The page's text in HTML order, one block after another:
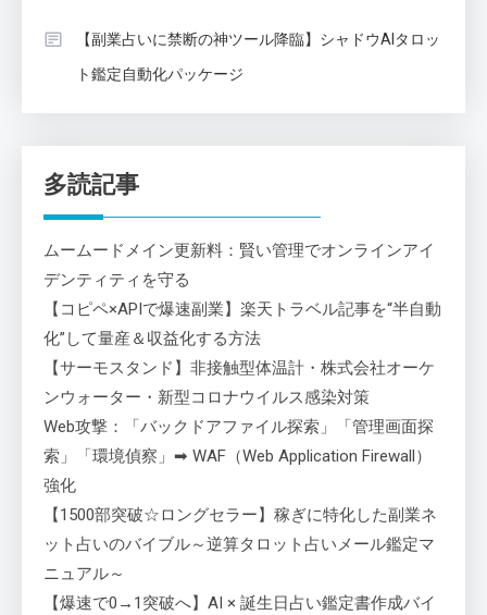
【副業占いに禁断の神ツール降臨】シャドウAIタロッ
ト鑑定自動化パッケージ
多読記事
ムームードメイン更新料：賢い管理でオンラインアイ
デンティティを守る
【コピペ×APIで爆速副業】楽天トラベル記事を“半自動
化”して量産＆収益化する方法
【サーモスタンド】非接触型体温計・株式会社オーケ
ンウォーター・新型コロナウイルス感染対策
Web攻撃：「バックドアファイル探索」「管理画面探
索」「環境偵察」➡ WAF（Web Application Firewall）
強化
【1500部突破☆ロングセラー】稼ぎに特化した副業ネ
ット占いのバイブル～逆算タロット占いメール鑑定マ
ニュアル～
【爆速で0→1突破へ】AI × 誕生日占い鑑定書作成バイ